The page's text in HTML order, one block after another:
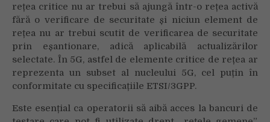
rețea critice nu ar trebui să ajungă într-o rețea activă
fără o verificare de securitate și niciun element de
rețea nu ar trebui scutit de verificarea de securitate
prin eșantionare, adică aplicabilă actualizărilor
selectate. În 5G, astfel de elemente critice de rețea ar
reprezenta un subset al nucleului 5G, cel puțin în
conformitate cu specificațiile ETSI/3GPP.
Este esențial ca operatorii să aibă acces la bancuri de